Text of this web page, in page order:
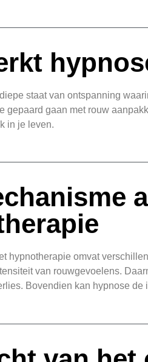
staat van ontspanning
gepaard gaan met rouw
in je leven.
hypnotherapie omvat
van rouwgevoelens.
Bovendien kan hypnose